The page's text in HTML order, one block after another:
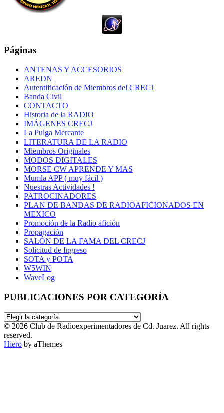
Páginas
ANTENAS Y ACCESORIOS
AREDN
Autentificación de Miembros del CRECJ
Banda Civil
CONTACTO
Historia de la RADIO
IMÁGENES CRECJ
La Pulga Mercante
LITERATURA DE LA RADIO
Miembros Originales
MODOS DIGITALES
MORSE CW APRENDE Y MAS
Mumla APP ( muy fácil )
Nuestras Actividades !
PATROCINADORES
PLAN DE BANDAS DE RADIOAFICIONADOS EN
MEXICO
Promoción de la Radio afición
Propagación
SALÓN DE LA FAMA DEL CRECJ
Solicitud de Ingreso
SOTA y POTA
W5WIN
WaveLog
PUBLICACIONES POR CATEGORÍA
PUBLICACIONES
POR
CATEGORÍA
© 2026 Club de Radioexperimentadores de Cd. Juarez. All rights
reserved.
Hiero by aThemes